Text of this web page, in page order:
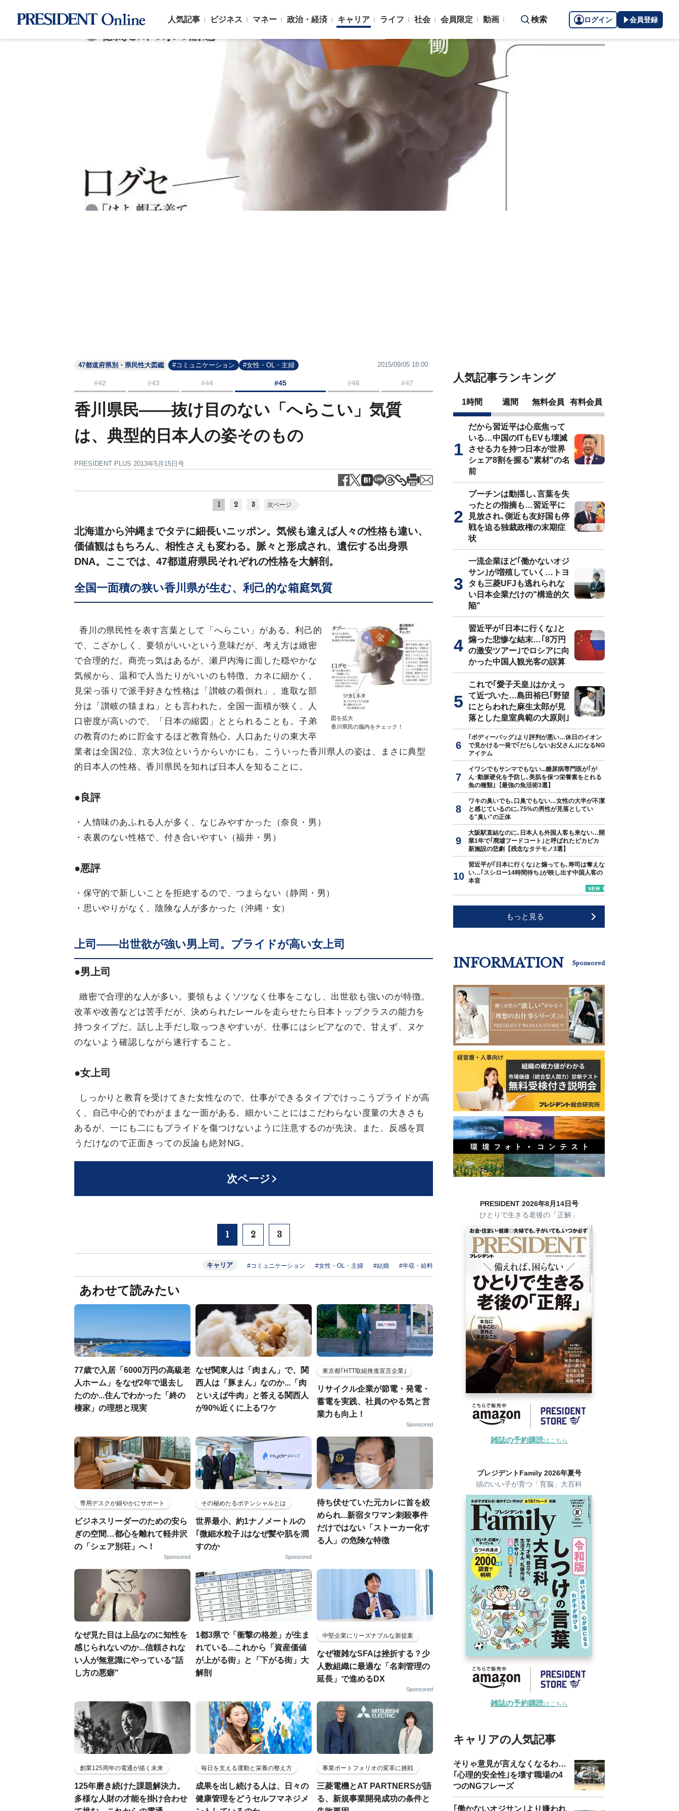
人気記事 ビジネス マネー 政治・経済 キャリア ライフ 社会 会員限定 動画 検索 ログイン 会員登録
47都道府県別・県民性大図鑑 #コミュニケーション #女性・OL・主婦 2015/09/05 18:00
#42 #43 #44 #45 #46 #47
香川県民――抜け目のない「へらこい」気質
は、典型的日本人の姿そのもの
PRESIDENT PLUS 2013年5月15日号
1 2 3 次ページ
北海道から沖縄までタテに細長いニッポン。気候も違えば人々の性格も違い、
価値観はもちろん、相性さえも変わる。脈々と形成され、遺伝する出身県
DNA。ここでは、47都道府県民それぞれの性格を大解剖。
全国一面積の狭い香川県が生む、利己的な箱庭気質
図を拡大
香川県民の脳内をチェック！
香川の県民性を表す言葉として「へらこい」がある。利己的
で、こざかしく、要領がいいという意味だが、考え方は緻密
で合理的だ。商売っ気はあるが、瀬戸内海に面した穏やかな
気候から、温和で人当たりがいいのも特徴。カネに細かく、
見栄っ張りで派手好きな性格は「讃岐の着倒れ」、進取な部
分は「讃岐の猿まね」とも言われた。全国一面積が狭く、人
口密度が高いので、「日本の縮図」ととられることも。子弟
の教育のために貯金するほど教育熱心。人口あたりの東大卒
業者は全国2位、京大3位というからいかにも。こういった香川県人の姿は、まさに典型
的日本人の性格。香川県民を知れば日本人を知ることに。
●良評
・人情味のあふれる人が多く、なじみやすかった（奈良・男）
・表裏のない性格で、付き合いやすい（福井・男）
●悪評
・保守的で新しいことを拒絶するので、つまらない（静岡・男）
・思いやりがなく、陰険な人が多かった（沖縄・女）
上司――出世欲が強い男上司。プライドが高い女上司
●男上司
緻密で合理的な人が多い。要領もよくソツなく仕事をこなし、出世欲も強いのが特徴。
改革や改善などは苦手だが、決められたレールを走らせたら日本トップクラスの能力を
持つタイプだ。話し上手だし取っつきやすいが、仕事にはシビアなので、甘えず、ヌケ
のないよう確認しながら遂行すること。
●女上司
しっかりと教育を受けてきた女性なので、仕事ができるタイプでけっこうプライドが高
く、自己中心的でわがままな一面がある。細かいことにはこだわらない度量の大きさも
あるが、一にも二にもプライドを傷つけないように注意するのが先決。また、反感を買
うだけなので正面きっての反論も絶対NG。
次ページ
1 2 3
キャリア #コミュニケーション #女性・OL・主婦 #結婚 #年収・給料
あわせて読みたい
77歳で入居「6000万円の高級老
人ホーム」をなぜ2年で退去し
たのか...住んでわかった「終の
棲家」の理想と現実
なぜ関東人は「肉まん」で、関
西人は「豚まん」なのか...「肉
といえば牛肉」と答える関西人
が90%近くに上るワケ
東京都｢HTT取組推進宣言企業｣
リサイクル企業が節電・発電・
蓄電を実践、社員のやる気と営
業力も向上！
Sponsored
専用デスクが細やかにサポート
ビジネスリーダーのための安ら
ぎの空間…都心を離れて軽井沢
の「シェア別荘」へ！
Sponsored
その秘めたるポテンシャルとは
世界最小、約1ナノメートルの
｢微細水粒子｣はなぜ髪や肌を潤
すのか
Sponsored
待ち伏せていた元カレに首を絞
められ...新宿タワマン刺殺事件
だけではない「ストーカー化す
る人」の危険な特徴
なぜ見た目は上品なのに知性を
感じられないのか...信頼されな
い人が無意識にやっている"話
し方の悪癖"
1都3県で「衝撃の格差」が生ま
れている...これから「資産価値
が上がる街」と「下がる街」大
解剖
中堅企業にリーズナブルな新提案
なぜ複雑なSFAは挫折する？少
人数組織に最適な「名刺管理の
延長」で進めるDX
Sponsored
創業125周年の電通が描く未来
125年磨き続けた課題解決力。
多様な人財の才能を掛け合わせ
毎日を支える運動と栄養の整え方
成果を出し続ける人は、日々の
健康管理をどうセルフマネジメ
事業ポートフォリオの変革に挑戦
三菱電機とAT PARTNERSが語
る、新規事業開発成功の条件と
人気記事ランキング
1時間 週間 無料会員 有料会員
だから習近平は心底焦って
いる…中国のITもEVも壊滅
させる力を持つ日本が世界
シェア8割を握る"素材"の名
前
プーチンは動揺し､言葉を失
ったとの指摘も…習近平に
見放され､側近も友好国も停
戦を迫る独裁政権の末期症
状
一流企業ほど｢働かないオジ
サン｣が増殖していく…トヨ
タも三菱UFJも逃れられな
い日本企業だけの"構造的欠
陥"
習近平が｢日本に行くな｣と
煽った悲惨な結末…｢8万円
の激安ツアー｣でロシアに向
かった中国人観光客の誤算
これで｢愛子天皇｣はかえっ
て近づいた…島田裕巳｢野望
にとらわれた麻生太郎が見
落とした皇室典範の大原則｣
｢ボディーバッグ｣より評判が悪い…休日のイオン
で見かける一発で｢だらしないお父さん｣になるNG
アイテム
イワシでもサンマでもない...糖尿病専門医が｢が
ん･動脈硬化を予防し､美肌を保つ栄養素をとれる
魚の種類｣【最強の魚活術3選】
ワキの臭いでも､口臭でもない…女性の大半が不潔
と感じているのに､75%の男性が見落としてい
る"臭い"の正体
大阪駅直結なのに､日本人も外国人客も来ない…開
業1年で｢廃墟フードコート｣と呼ばれたピカピカ
新施設の悲劇【残念なタテモノ3選】
習近平が｢日本に行くな｣と煽っても､寿司は奪えな
い…｢スシロー14時間待ち｣が映し出す中国人客の
本音
もっと見る
INFORMATION Sponsored
PRESIDENT 2026年8月14日号
ひとりで生きる老後の「正解」
雑誌の予約購読はこちら
プレジデントFamily 2026年夏号
頭のいい子が育つ「育脳」大百科
雑誌の予約購読はこちら
キャリアの人気記事
そりゃ意見が言えなくなるわ…
｢心理的安全性｣を壊す職場の4
つのNGフレーズ
｢働かないオジサン｣より嫌われ